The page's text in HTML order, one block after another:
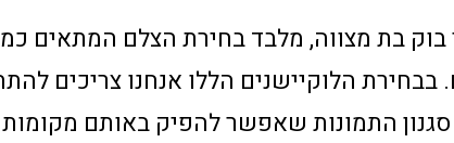
בת מצווה, מלבד בחירת הצלם המתאים
בבחירת הלוקיישנים הללו אנחנו צריכים
סגנון התמונות שאפשר להפיק באותם